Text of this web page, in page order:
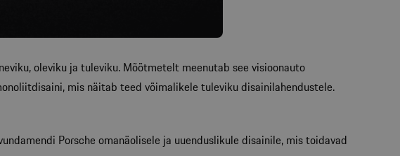
oleviku ja tuleviku. Mõõtmetelt meenutab see visioonauto
mis näitab teed võimalikele tuleviku disainilahendustele.
Porsche omanäolisele ja uuenduslikule disainile, mis toidavad